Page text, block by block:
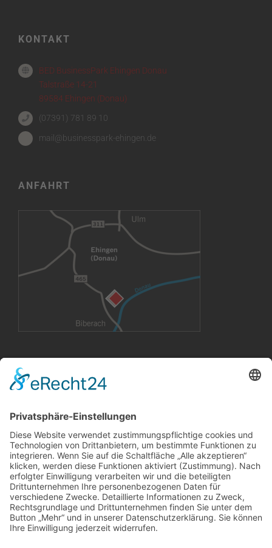
KONTAKT
BED BusinessPark Ehingen Donau
Talstraße 14-21
89584 Ehingen (Donau)
(07391) 781 89 10
mail@businesspark-ehingen.de
ANFAHRT
VERMIETUNG
Großflächen
Konferenzräume
CoWorking Arbeitsplätze
InnovationLab